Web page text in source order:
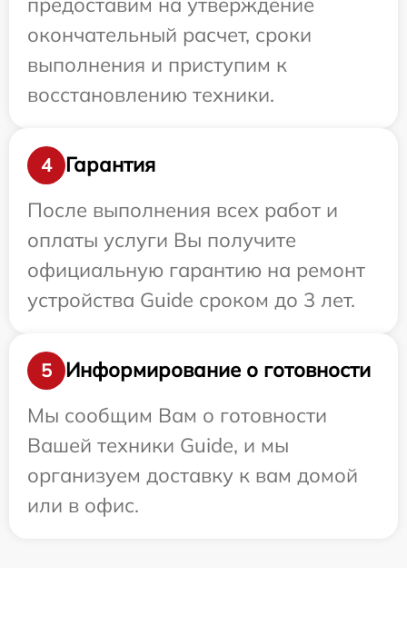
окончательный расчет, сроки
выполнения и приступим к
восстановлению техники.
4
Гарантия
После выполнения всех работ и
оплаты услуги Вы получите
официальную гарантию на ремонт
устройства Guide сроком до 3 лет.
5
Информирование о готовности
Мы сообщим Вам о готовности
Вашей техники Guide, и мы
организуем доставку к вам домой
или в офис.